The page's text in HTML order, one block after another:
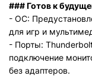
### Готов к
- ОС:
для игр и
- Порты:
подключение
без адаптеров.